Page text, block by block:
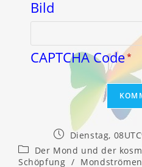
CAPTCHA Code*
Beitrag
veröffentlicht:
Dienstag,
Beitrags-
Kategorie:
Der Mond und der
Schöpfung / Mondströmen